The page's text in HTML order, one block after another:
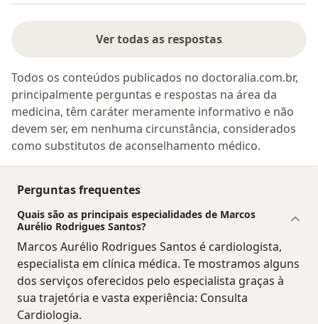
Ver todas as respostas
Todos os conteúdos publicados no doctoralia.com.br,
principalmente perguntas e respostas na área da
medicina, têm caráter meramente informativo e não
devem ser, em nenhuma circunstância, considerados
como substitutos de aconselhamento médico.
Perguntas frequentes
Quais são as principais especialidades de Marcos
Aurélio Rodrigues Santos?
Marcos Aurélio Rodrigues Santos é cardiologista,
especialista em clínica médica. Te mostramos alguns
dos serviços oferecidos pelo especialista graças à
sua trajetória e vasta experiência: Consulta
Cardiologia.